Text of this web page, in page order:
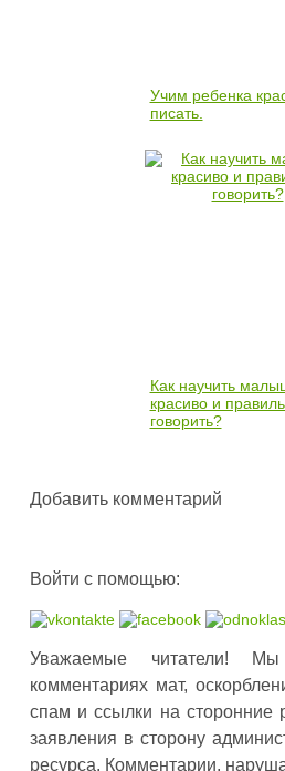
Учим ребенка
писать.
Как научить
красиво и
говорить?
Добавить комментарий
Войти с помощью:
Уважаемые читатели!
комментариях мат,
спам и ссылки на сторонние
заявления в сторону
ресурса. Комментарии,